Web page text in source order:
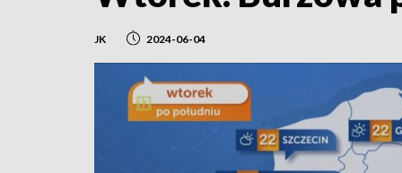
JK 2024-06-04